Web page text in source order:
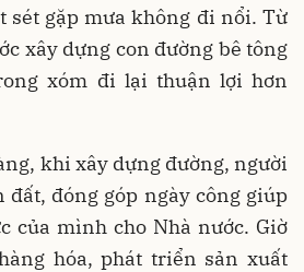
sét gặp mưa không đi nổi. Từ
xây dựng con đường bê tông
xóm đi lại thuận lợi hơn
khi xây dựng đường, người
đất, đóng góp ngày công giúp
của mình cho Nhà nước. Giờ
hóa, phát triển sản xuất